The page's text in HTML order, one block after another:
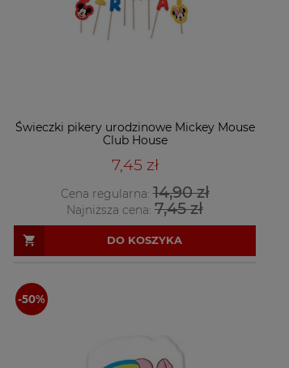
Świeczki pikery urodzinowe Mickey Mouse
Club House
7,45 zł
Cena regularna:14,90 zł
Najniższa cena: 7,45 zł
DO KOSZYKA